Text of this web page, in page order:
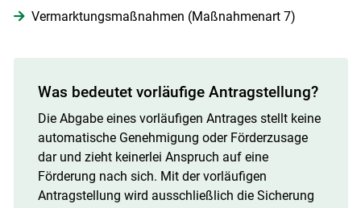
Skip to main content
Vermarktungsmaßnahmen (Maßnahmenart 7)
Was bedeutet vorläufige Antragstellung?
Die Abgabe eines vorläufigen Antrages stellt keine
automatische Genehmigung oder Förderzusage
dar und zieht keinerlei Anspruch auf eine
Förderung nach sich. Mit der vorläufigen
Antragstellung wird ausschließlich die Sicherung